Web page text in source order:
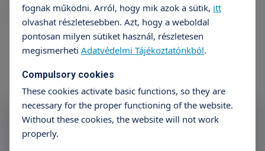
Subscribe to the Triton
Newsletter
fognak működni. Arról, hogy mik azok a sütik, itt
olvashat részletesebben. Azt, hogy a weboldal
pontosan milyen sütiket használ, részletesen
megismerheti Adatvédelmi Tájékoztatónkból.
Compulsory cookies
These cookies activate basic functions, so they are
necessary for the proper functioning of the website.
Without these cookies, the website will not work
properly.